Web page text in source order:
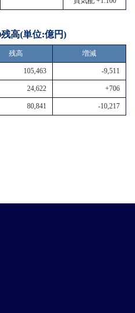
高(単位:億円)
残高 増減
105,463 -9,511
24,622 +706
80,841 -10,217